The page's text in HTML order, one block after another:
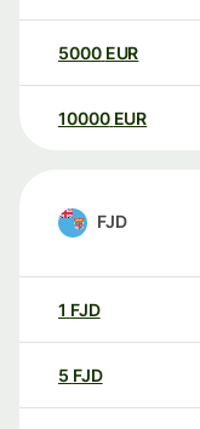
5000 EUR
10000 EUR
FJD
1 FJD
5 FJD